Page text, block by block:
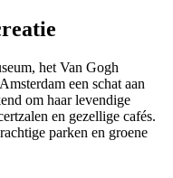
het Van Gogh
een schat aan
om haar levendige
en gezellige cafés.
parken en groene